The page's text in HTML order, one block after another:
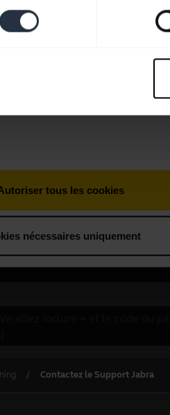
Contactez le Support Jabra